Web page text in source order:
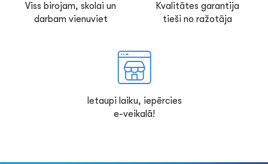
Viss birojam, skolai un
darbam vienuviet
Kvalitātes garantija
tieši no ražotāja
Ietaupi laiku, iepērcies
e-veikalā!